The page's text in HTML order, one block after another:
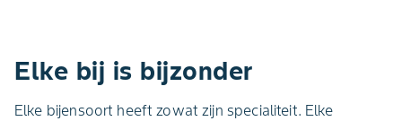
Elke bij is bijzonder
Elke bijensoort heeft zowat zijn specialiteit. Elke